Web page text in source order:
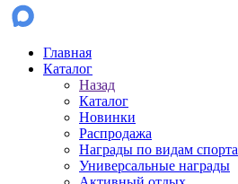
Главная
Каталог
Назад
Каталог
Новинки
Распродажа
Награды по видам спорта
Универсальные награды